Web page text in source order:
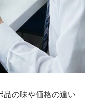
品の味や価格の違い